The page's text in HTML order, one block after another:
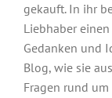
gekauft. In ihr
Liebhaber
Gedanken und
Blog, wie sie
Fragen rund